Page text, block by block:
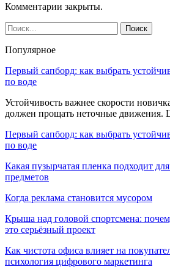
Комментарии закрыты.
Популярное
Первый сапборд: как выбрать
по воде
Устойчивость важнее скорости
должен прощать неточные движения.
Первый сапборд: как выбрать
по воде
Какая пузырчатая пленка подходит
предметов
Когда реклама становится мусором
Крыша над головой спортсмена:
это серьёзный проект
Как чистота офиса влияет на
психология цифрового маркетинга